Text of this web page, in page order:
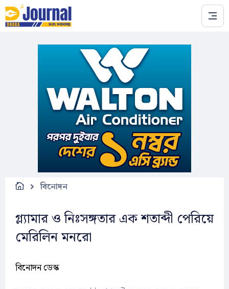
Skip to main content
বিনোদন
গ্ল্যামার ও নিঃসঙ্গতার এক শতাব্দী পেরিয়ে
মেরিলিন মনরো
বিনোদন ডেস্ক